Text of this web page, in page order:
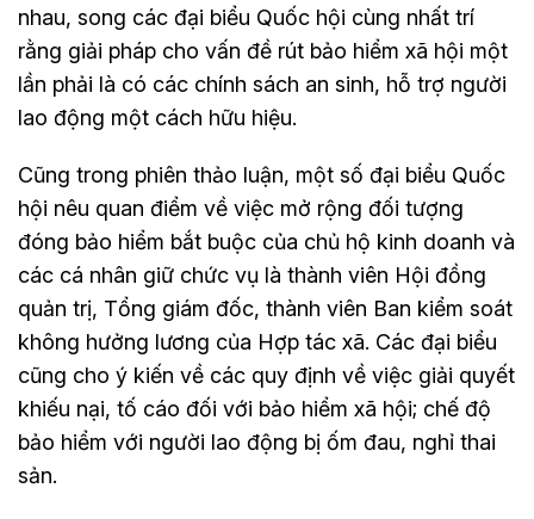
nhau, song các đại biểu Quốc hội cùng nhất trí
rằng giải pháp cho vấn đề rút bảo hiểm xã hội một
lần phải là có các chính sách an sinh, hỗ trợ người
lao động một cách hữu hiệu.
Cũng trong phiên thảo luận, một số đại biểu Quốc
hội nêu quan điểm về việc mở rộng đối tượng
đóng bảo hiểm bắt buộc của chủ hộ kinh doanh và
các cá nhân giữ chức vụ là thành viên Hội đồng
quản trị, Tổng giám đốc, thành viên Ban kiểm soát
không hưởng lương của Hợp tác xã. Các đại biểu
cũng cho ý kiến về các quy định về việc giải quyết
khiếu nại, tố cáo đối với bảo hiểm xã hội; chế độ
bảo hiểm với người lao động bị ốm đau, nghỉ thai
sản.